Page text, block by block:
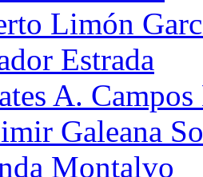
Limón
Estrada
A.
Galeana
Montalvo